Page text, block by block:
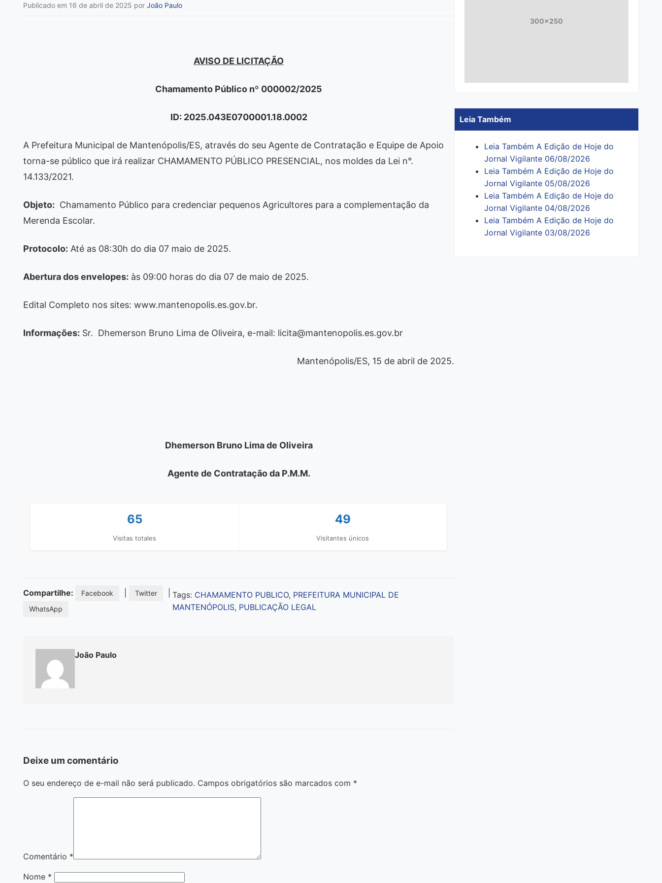
Publicado em 16 de abril de 2025 por João Paulo
AVISO DE LICITAÇÃO
Chamamento Público nº 000002/2025
ID: 2025.043E0700001.18.0002
A Prefeitura Municipal de Mantenópolis/ES, através do seu Agente de Contratação e Equipe de Apoio
torna-se público que irá realizar CHAMAMENTO PÚBLICO PRESENCIAL, nos moldes da Lei n°.
14.133/2021.
Objeto: Chamamento Público para credenciar pequenos Agricultores para a complementação da
Merenda Escolar.
Protocolo: Até as 08:30h do dia 07 maio de 2025.
Abertura dos envelopes: às 09:00 horas do dia 07 de maio de 2025.
Edital Completo nos sites: www.mantenopolis.es.gov.br.
Informações: Sr. Dhemerson Bruno Lima de Oliveira, e-mail: licita@mantenopolis.es.gov.br
Mantenópolis/ES, 15 de abril de 2025.
Dhemerson Bruno Lima de Oliveira
Agente de Contratação da P.M.M.
65
Visitas totales
49
Visitantes únicos
Compartilhe: Facebook Twitter
WhatsApp
Tags: CHAMAMENTO PUBLICO, PREFEITURA MUNICIPAL DE
MANTENÓPOLIS, PUBLICAÇÃO LEGAL
João Paulo
Deixe um comentário
O seu endereço de e-mail não será publicado. Campos obrigatórios são marcados com *
Comentário *
Nome *
300x250
Leia Também
Leia Também A Edição de Hoje do
Jornal Vigilante 06/08/2026
Leia Também A Edição de Hoje do
Jornal Vigilante 05/08/2026
Leia Também A Edição de Hoje do
Jornal Vigilante 04/08/2026
Leia Também A Edição de Hoje do
Jornal Vigilante 03/08/2026